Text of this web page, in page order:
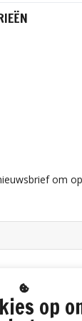
om
op